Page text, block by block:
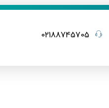
02188745705